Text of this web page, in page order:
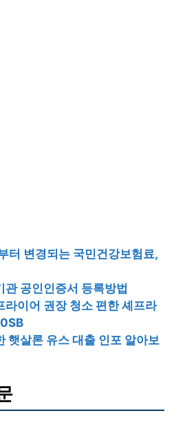
터 변경되는 국민건강보험료,
관 공인인증서 등록방법
라이어 권장 청소 편한 셰프라
햇살론 유스 대출 인포 알아보